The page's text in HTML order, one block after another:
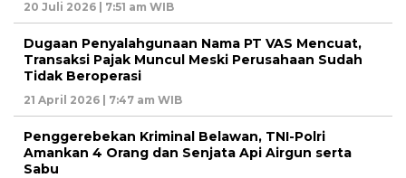
20 Juli 2026 | 7:51 am WIB
Dugaan Penyalahgunaan Nama PT VAS Mencuat,
Transaksi Pajak Muncul Meski Perusahaan Sudah
Tidak Beroperasi
21 April 2026 | 7:47 am WIB
Penggerebekan Kriminal Belawan, TNI-Polri
Amankan 4 Orang dan Senjata Api Airgun serta
Sabu